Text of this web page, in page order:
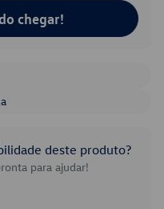
chegar!
deste produto?
para ajudar!